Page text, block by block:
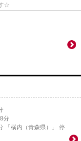
☆
分
「横内（青森県）」 停